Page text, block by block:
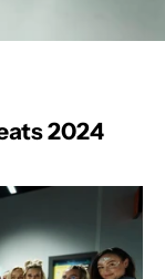
2024